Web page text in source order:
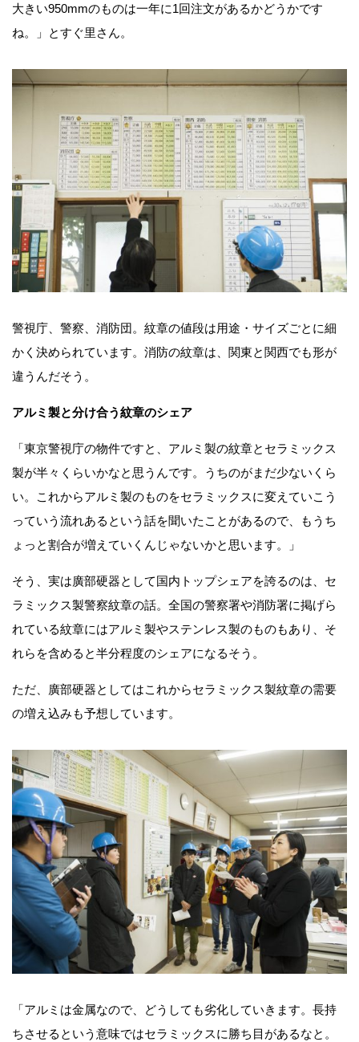
大きい950mmのものは一年に1回注文があるかどうかです
ね。」とすぐ里さん。
警視庁、警察、消防団。紋章の値段は用途・サイズごとに細
かく決められています。消防の紋章は、関東と関西でも形が
違うんだそう。
アルミ製と分け合う紋章のシェア
「東京警視庁の物件ですと、アルミ製の紋章とセラミックス
製が半々くらいかなと思うんです。うちのがまだ少ないくら
い。これからアルミ製のものをセラミックスに変えていこう
っていう流れあるという話を聞いたことがあるので、もうち
ょっと割合が増えていくんじゃないかと思います。」
そう、実は廣部硬器として国内トップシェアを誇るのは、セ
ラミックス製警察紋章の話。全国の警察署や消防署に掲げら
れている紋章にはアルミ製やステンレス製のものもあり、そ
れらを含めると半分程度のシェアになるそう。
ただ、廣部硬器としてはこれからセラミックス製紋章の需要
の増え込みも予想しています。
「アルミは金属なので、どうしても劣化していきます。長持
ちさせるという意味ではセラミックスに勝ち目があるなと。